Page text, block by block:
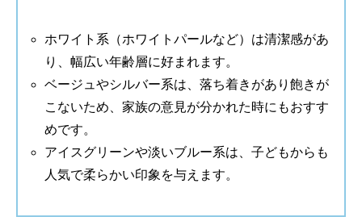
ホワイト系（ホワイトパールなど）は清潔感があ
り、幅広い年齢層に好まれます。
ベージュやシルバー系は、落ち着きがあり飽きが
こないため、家族の意見が分かれた時にもおすす
めです。
アイスグリーンや淡いブルー系は、子どもからも
人気で柔らかい印象を与えます。